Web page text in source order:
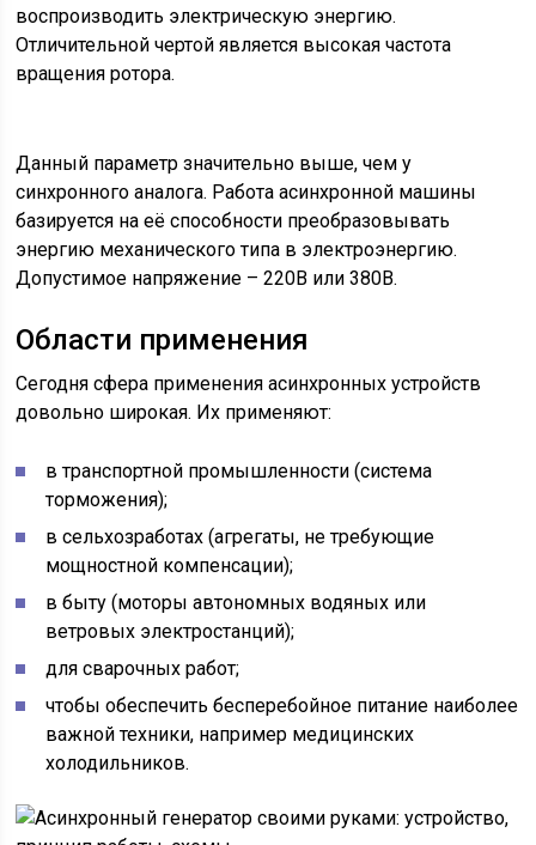
воспроизводить электрическую энергию.
Отличительной чертой является высокая частота
вращения ротора.
Данный параметр значительно выше, чем у
синхронного аналога. Работа асинхронной машины
базируется на её способности преобразовывать
энергию механического типа в электроэнергию.
Допустимое напряжение – 220В или 380В.
Области применения
Сегодня сфера применения асинхронных устройств
довольно широкая. Их применяют:
в транспортной промышленности (система
торможения);
в сельхозработах (агрегаты, не требующие
мощностной компенсации);
в быту (моторы автономных водяных или
ветровых электростанций);
для сварочных работ;
чтобы обеспечить бесперебойное питание наиболее
важной техники, например медицинских
холодильников.